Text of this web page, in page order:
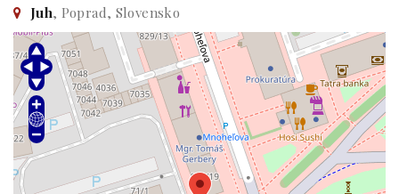
Juh, Poprad, Slovensko